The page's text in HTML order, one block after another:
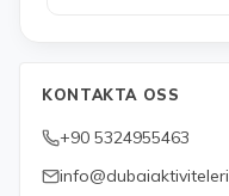
KONTAKTA OSS
+90 5324955463